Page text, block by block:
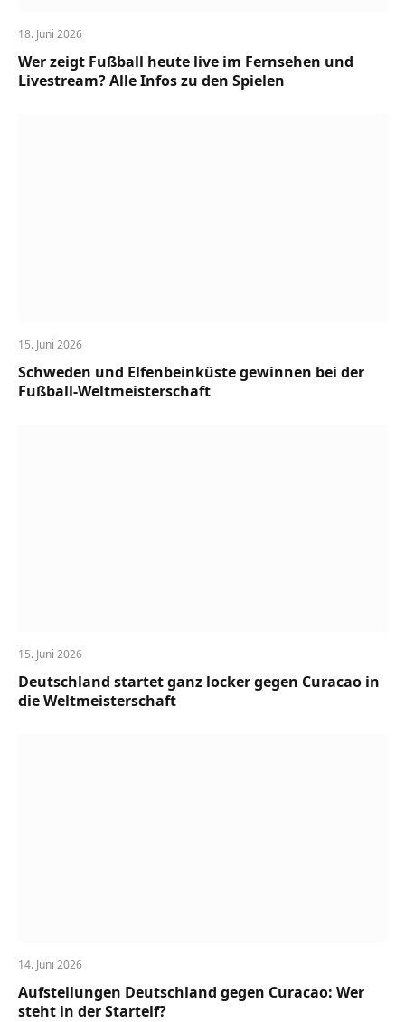
18. Juni 2026
Wer zeigt Fußball heute live im Fernsehen und
Livestream? Alle Infos zu den Spielen
15. Juni 2026
Schweden und Elfenbeinküste gewinnen bei der
Fußball-Weltmeisterschaft
15. Juni 2026
Deutschland startet ganz locker gegen Curacao in
die Weltmeisterschaft
14. Juni 2026
Aufstellungen Deutschland gegen Curacao: Wer
steht in der Startelf?